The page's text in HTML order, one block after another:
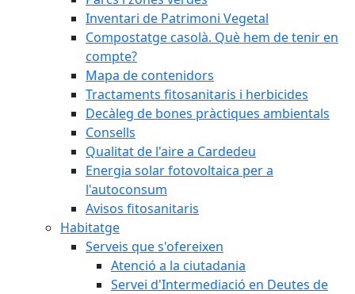
Inventari de Patrimoni Vegetal
Compostatge casolà. Què hem de tenir en
compte?
Mapa de contenidors
Tractaments fitosanitaris i herbicides
Decàleg de bones pràctiques ambientals
Consells
Qualitat de l'aire a Cardedeu
Energia solar fotovoltaica per a
l'autoconsum
Avisos fitosanitaris
Habitatge
Serveis que s'ofereixen
Atenció a la ciutadania
Servei d'Intermediació en Deutes de